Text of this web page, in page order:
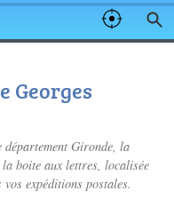
Georges
Gironde, la
boite aux lettres, localisée
expéditions postales.